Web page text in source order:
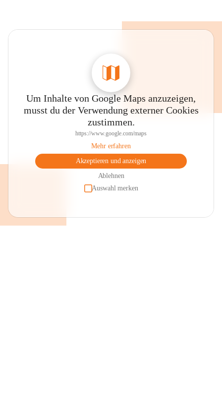
Um Inhalte von Google Maps anzuzeigen,
musst du der Verwendung externer Cookies
zustimmen.
https://www.google.com/maps
Mehr erfahren
Akzeptieren und anzeigen
Ablehnen
Auswahl merken